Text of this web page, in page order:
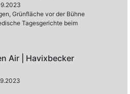
Grünfläche vor der Bühne
Tagesgerichte beim
Air | Havixbecker